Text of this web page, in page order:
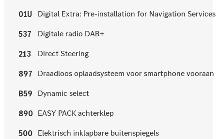
01U Digital Extra: Pre-installation for Navigation Services
537 Digitale radio DAB+
213 Direct Steering
897 Draadloos oplaadsysteem voor smartphone vooraan
B59 Dynamic select
890 EASY PACK achterklep
500 Elektrisch inklapbare buitenspiegels